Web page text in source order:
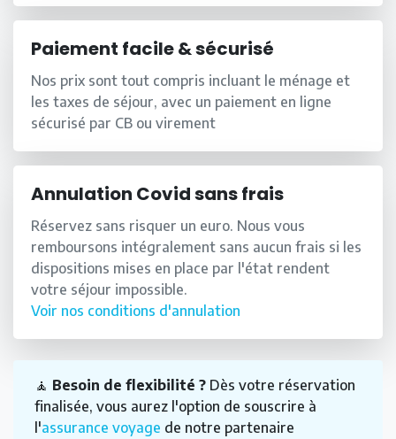
Paiement facile & sécurisé
Nos prix sont tout compris incluant le ménage et
les taxes de séjour, avec un paiement en ligne
sécurisé par CB ou virement
Annulation Covid sans frais
Réservez sans risquer un euro. Nous vous
remboursons intégralement sans aucun frais si les
dispositions mises en place par l'état rendent
votre séjour impossible.
Voir nos conditions d'annulation
🧘 Besoin de flexibilité ? Dès votre réservation
finalisée, vous aurez l'option de souscrire à
l'assurance voyage de notre partenaire